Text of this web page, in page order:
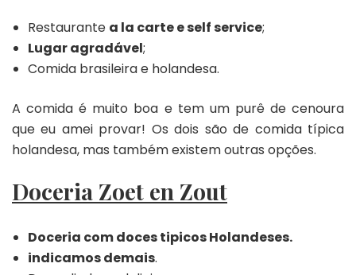
Restaurante a la carte e self service;
Lugar agradável;
Comida brasileira e holandesa.
A comida é muito boa e tem um purê de cenoura
que eu amei provar! Os dois são de comida típica
holandesa, mas também existem outras opções.
Doceria Zoet en Zout
Doceria com doces tipicos Holandeses.
indicamos demais.